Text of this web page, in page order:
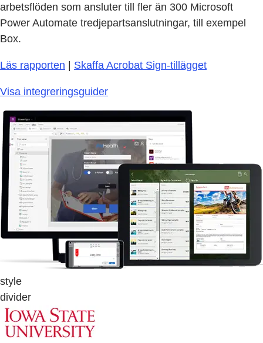
arbetsflöden som ansluter till fler än 300 Microsoft
Power Automate tredjepartsanslutningar, till exempel
Box.
Läs rapporten | Skaffa Acrobat Sign-tillägget
Visa integreringsguider
style
divider